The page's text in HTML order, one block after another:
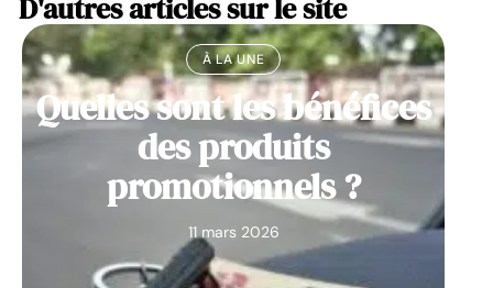
D'autres articles sur le site
À LA UNE
Quelles sont les bénéfices
des produits
promotionnels ?
11 mars 2026